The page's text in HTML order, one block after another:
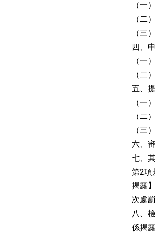
（一
（二
（三
四、
（一
（二
五、
（一
（二
（三
六、
七、
第2項
揭露
次處罰
八、
係揭